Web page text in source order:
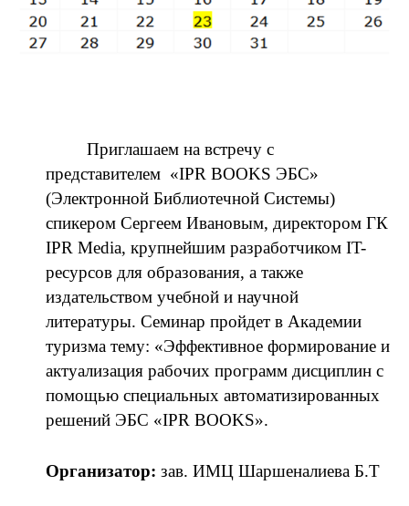
Приглашаем на встречу с
представителем «IPR BOOKS ЭБС»
(Электронной Библиотечной Системы)
спикером Сергеем Ивановым, директором ГК
IPR Media, крупнейшим разработчиком IT-
ресурсов для образования, а также
издательством учебной и научной
литературы. Семинар пройдет в Академии
туризма тему: «Эффективное формирование и
актуализация рабочих программ дисциплин с
помощью специальных автоматизированных
решений ЭБС «IPR BOOKS».
Организатор: зав. ИМЦ Шаршеналиева Б.Т